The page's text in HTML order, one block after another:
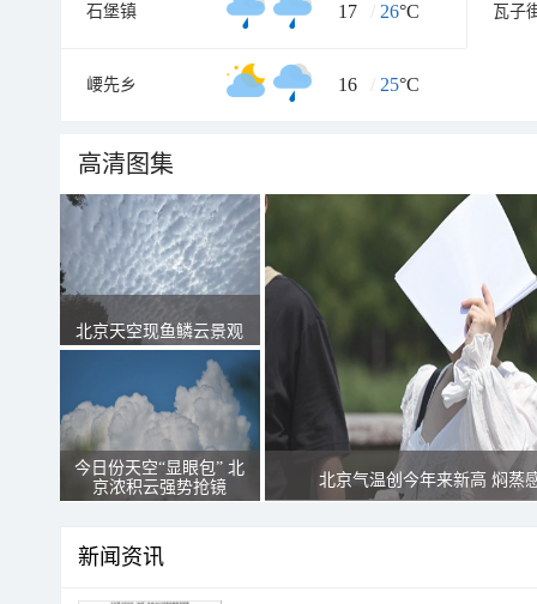
石堡镇 17 / 26°C 瓦子
崾先乡 16 / 25°C
高清图集
北京天空现鱼鳞云景观
今日份天空“显眼包” 北
京浓积云强势抢镜
北京气温创今年来新高 焖蒸
新闻资讯